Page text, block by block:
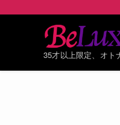
35才以上限定、オト